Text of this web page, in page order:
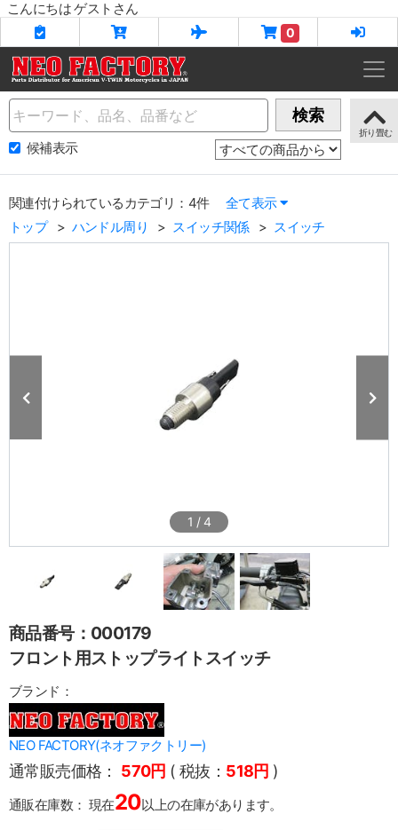
こんにちは ゲストさん
0
Name 検索
候補表示
関連付けられているカテゴリ：4件
全て表示
トップ
ハンドル周り スイッチ関係 スイッチ
1 / 4
商品番号：000179
フロント用ストップライトスイッチ
ブランド：
NEO FACTORY(ネオファクトリー)
通常販売価格： 570円 ( 税抜： 518円 )
通販在庫数： 現在20以上の在庫があります。